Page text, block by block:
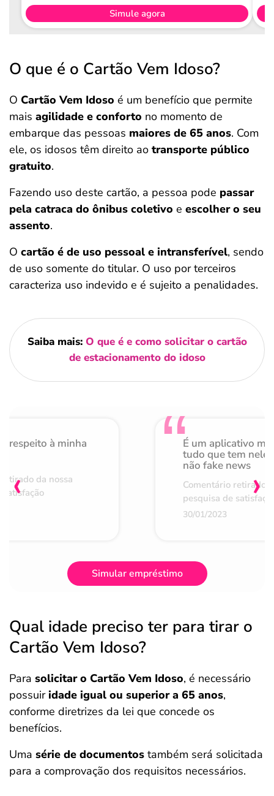
Simule agora
O que é o Cartão Vem Idoso?
O Cartão Vem Idoso é um benefício que permite
mais agilidade e conforto no momento de
embarque das pessoas maiores de 65 anos. Com
ele, os idosos têm direito ao transporte público
gratuito.
Fazendo uso deste cartão, a pessoa pode passar
pela catraca do ônibus coletivo e escolher o seu
assento.
O cartão é de uso pessoal e intransferível, sendo
de uso somente do titular. O uso por terceiros
caracteriza uso indevido e é sujeito a penalidades.
Saiba mais: O que é e como solicitar o cartão
de estacionamento do idoso
respeito à minha
da nossa
É um aplicativo
tudo que tem nele
não fake news
Comentário retirado
pesquisa de
30/01/2023
‹ ›
Simular empréstimo
Qual idade preciso ter para tirar o
Cartão Vem Idoso?
Para solicitar o Cartão Vem Idoso, é necessário
possuir idade igual ou superior a 65 anos,
conforme diretrizes da lei que concede os
benefícios.
Uma série de documentos também será solicitada
para a comprovação dos requisitos necessários.